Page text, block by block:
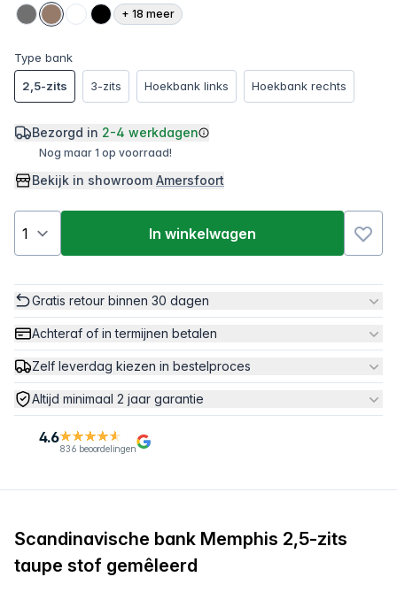
+ 18 meer
Type bank
2,5-zits
3-zits Hoekbank links Hoekbank rechts
Bezorgd in 2-4 werkdagen
Nog maar 1 op voorraad!
Bekijk in showroom Amersfoort
In winkelwagen
Gratis retour binnen 30 dagen
Achteraf of in termijnen betalen
Zelf leverdag kiezen in bestelproces
Altijd minimaal 2 jaar garantie
4.6
836 beoordelingen
Scandinavische bank Memphis 2,5-zits
taupe stof gemêleerd